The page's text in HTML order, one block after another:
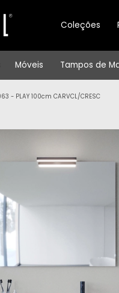
Coleções
Móveis Tampos de
- PLAY 100cm CARVCL/CRESC